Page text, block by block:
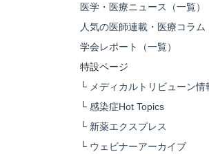
医学・医療ニュース（一覧）
人気の医師連載・医療コラム
学会レポート（一覧）
特設ページ
└ メディカルトリビューン情
└ 感染症Hot Topics
└ 新薬エクスプレス
└ ウェビナーアーカイブ